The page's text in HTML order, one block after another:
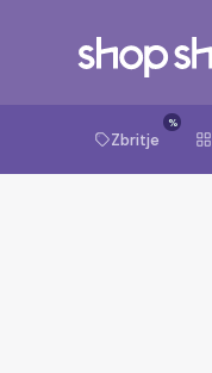
Zbritje
%